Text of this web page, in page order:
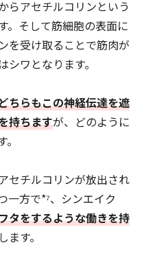
らアセチルコリンという
。そして筋細胞の表面に
を受け取ることで筋肉が
ワとなります。
ちらもこの神経伝達を遮
持ちますが、どのように
セチルコリンが放出され
一方で*⁷、シンエイク
タをするような働きを持
します。